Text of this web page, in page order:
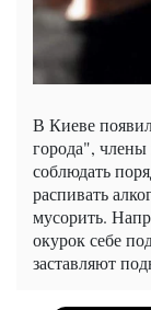
В Киеве
города",
соблюдать
распивать
мусорить.
окурок себе
заставляют